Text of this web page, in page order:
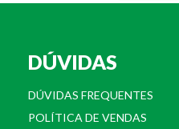
DÚVIDAS
DÚVIDAS FREQUENTES
POLÍTICA DE VENDAS